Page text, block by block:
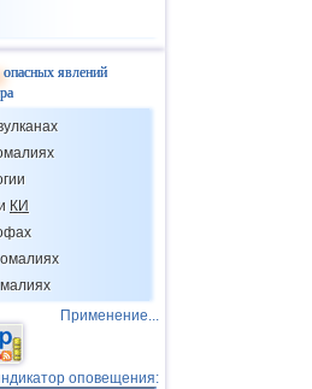
опасных явлений
КИ
Применение...
оповещения: